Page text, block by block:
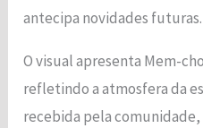
antecipa novidades futuras.
O visual apresenta Mem-
refletindo a atmosfera da
recebida pela